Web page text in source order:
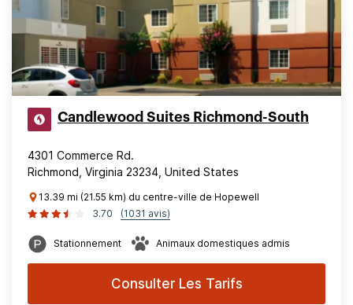
Candlewood Suites Richmond-South
4301 Commerce Rd.
Richmond, Virginia 23234, United States
13.39 mi (21.55 km) du centre-ville de Hopewell
3.70
(1031 avis)
Stationnement Animaux domestiques admis
Consulter Les Tarifs